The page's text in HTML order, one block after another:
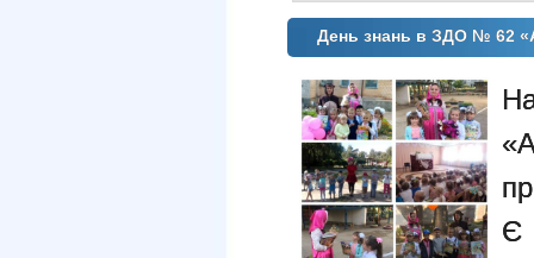
День знань в ЗДО № 62
Є